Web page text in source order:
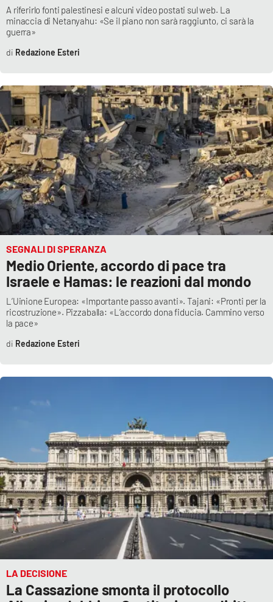
RUBRICHE
Good Morning Vietnam
Leggendo Alvaro insieme
Imprese Di Calabria
Le perfidie di Antonella Grippo
Venti di comunicazione
STREAMING
LaC TV
LaC Network
LaC OnAir
LOCALI
Catanzaro
Crotone
Vibo Valentia
Reggio Calabria
Cosenza
Lamezia Terme
A riferirlo fonti palestinesi e alcuni video postati sul web. La
minaccia di Netanyahu: «Se il piano non sarà raggiunto, ci sarà la
guerra»
Redazione Esteri
SEGNALI DI SPERANZA
Medio Oriente, accordo di pace tra
Israele e Hamas: le reazioni dal mondo
L’Uinione Europea: «Importante passo avanti». Tajani: «Pronti per la
ricostruzione». Pizzaballa: «L’accordo dona fiducia. Cammino verso
la pace»
Redazione Esteri
LA DECISIONE
La Cassazione smonta il protocollo